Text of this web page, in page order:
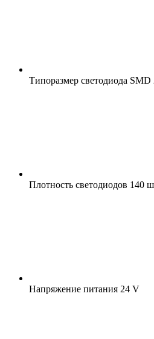
Типоразмер светодиода SMD
Плотность светодиодов 140
Напряжение питания 24 V